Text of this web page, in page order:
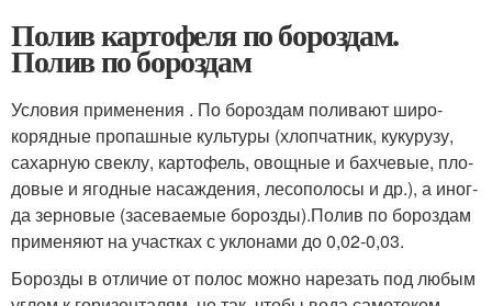
Полив картофеля по бороздам.
Полив по бороздам
Условия применения . По бороздам поливают широ­
корядные пропашные культуры (хлопчатник, кукурузу,
сахарную свеклу, картофель, овощные и бахчевые, пло­
довые и ягодные насаждения, лесополосы и др.), а иног­
да зерновые (засеваемые борозды).Полив по бороздам
применяют на участках с укло­нами до 0,02-0,03.
Борозды в отличие от полос можно нарезать под любым